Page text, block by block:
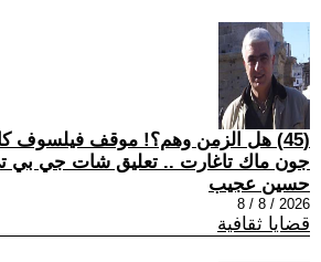
(45) هل الزمن وهم؟! موقف فيلسوف
جون ماك تاغارت .. تعليق شات جي بي
حسين عجيب
2026 / 8 / 8
قضايا ثقافية